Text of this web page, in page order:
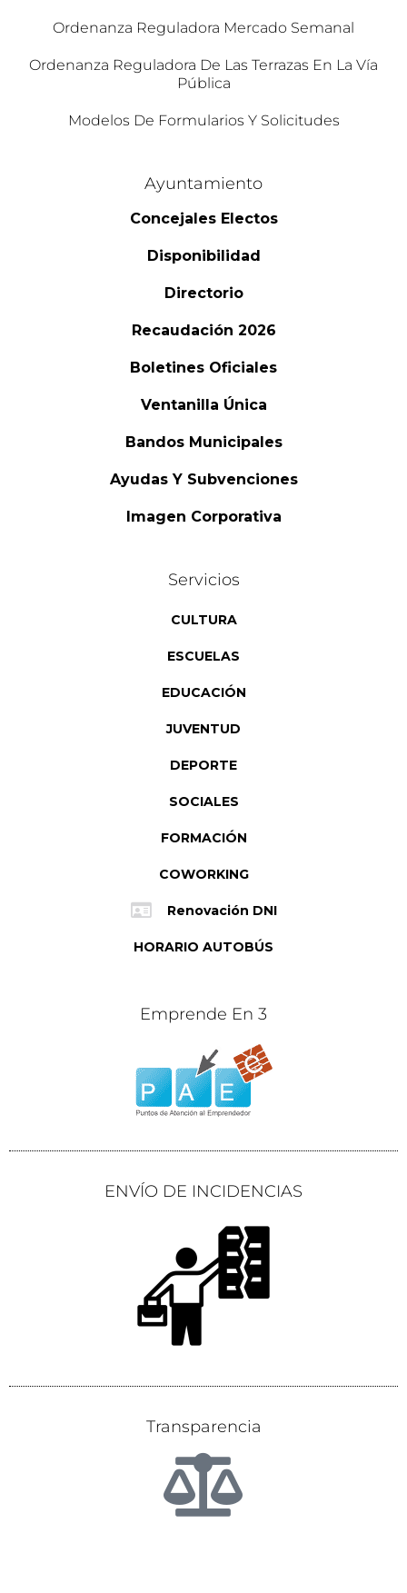
Ordenanza Reguladora Mercado Semanal
Ordenanza Reguladora De Las Terrazas En La Vía
Pública
Modelos De Formularios Y Solicitudes
Ayuntamiento
Concejales Electos
Disponibilidad
Directorio
Recaudación 2026
Boletines Oficiales
Ventanilla Única
Bandos Municipales
Ayudas Y Subvenciones
Imagen Corporativa
Servicios
CULTURA
ESCUELAS
EDUCACIÓN
JUVENTUD
DEPORTE
SOCIALES
FORMACIÓN
COWORKING
Renovación DNI
HORARIO AUTOBÚS
Emprende En 3
ENVÍO DE INCIDENCIAS
Transparencia